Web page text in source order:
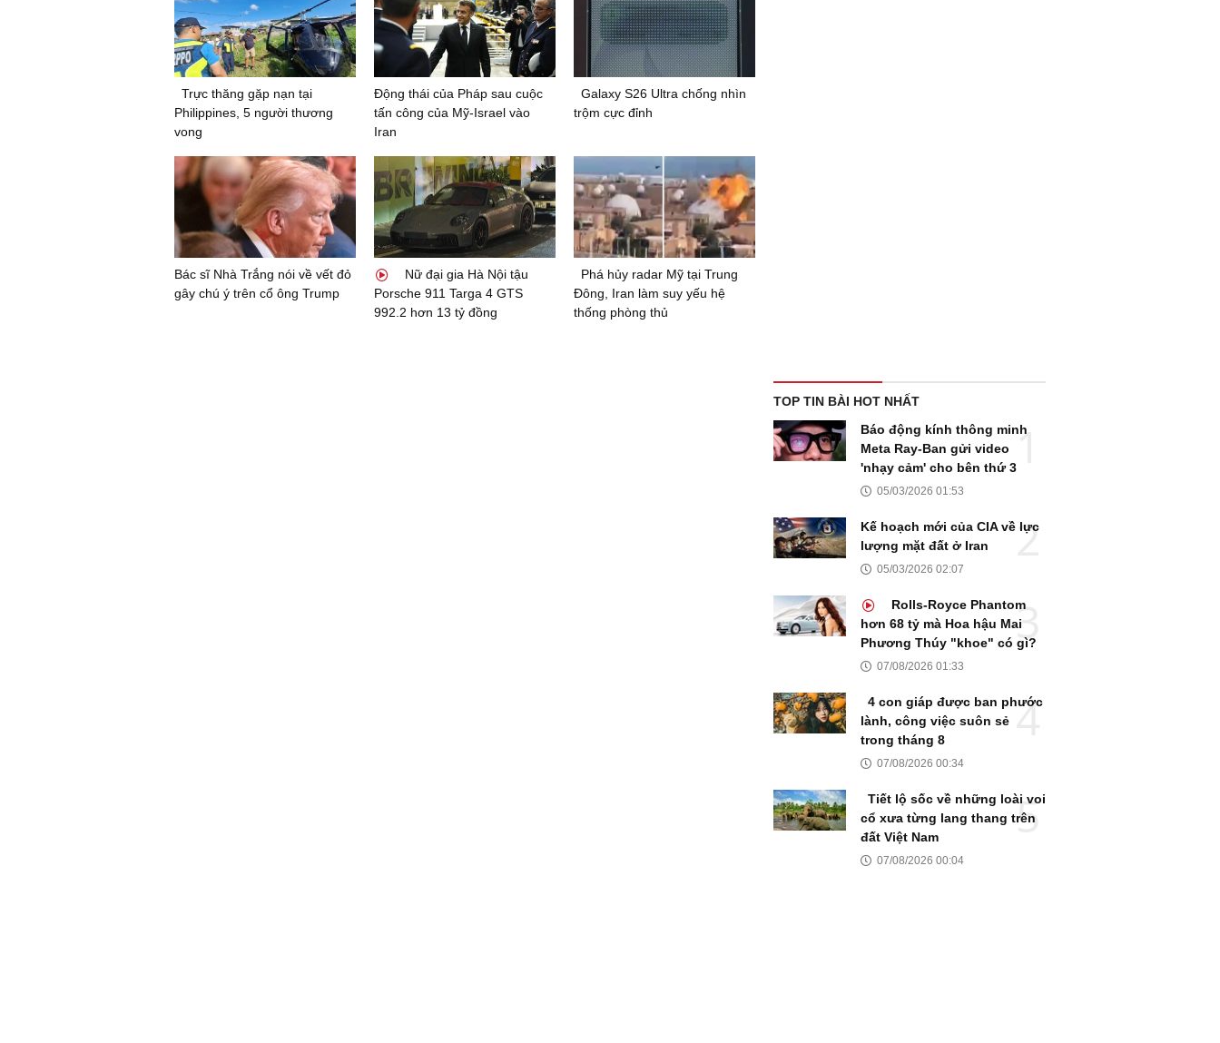
Trực thăng gặp nạn tại
Philippines, 5 người thương
vong
Động thái của Pháp sau cuộc
tấn công của Mỹ-Israel vào
Iran
Galaxy S26 Ultra chống nhìn
trộm cực đỉnh
Bác sĩ Nhà Trắng nói về vết đỏ
gây chú ý trên cổ ông Trump
Nữ đại gia Hà Nội tậu
Porsche 911 Targa 4 GTS
992.2 hơn 13 tỷ đồng
Phá hủy radar Mỹ tại Trung
Đông, Iran làm suy yếu hệ
thống phòng thủ
TOP TIN BÀI HOT NHẤT
Báo động kính thông minh
Meta Ray-Ban gửi video
'nhạy cảm' cho bên thứ 3
05/03/2026 01:53
Kế hoạch mới của CIA về lực
lượng mặt đất ở Iran
05/03/2026 02:07
Rolls-Royce Phantom
hơn 68 tỷ mà Hoa hậu Mai
Phương Thúy "khoe" có gì?
07/08/2026 01:33
4 con giáp được ban phước
lành, công việc suôn sẻ
trong tháng 8
07/08/2026 00:34
Tiết lộ sốc về những loài voi
cổ xưa từng lang thang trên
đất Việt Nam
07/08/2026 00:04